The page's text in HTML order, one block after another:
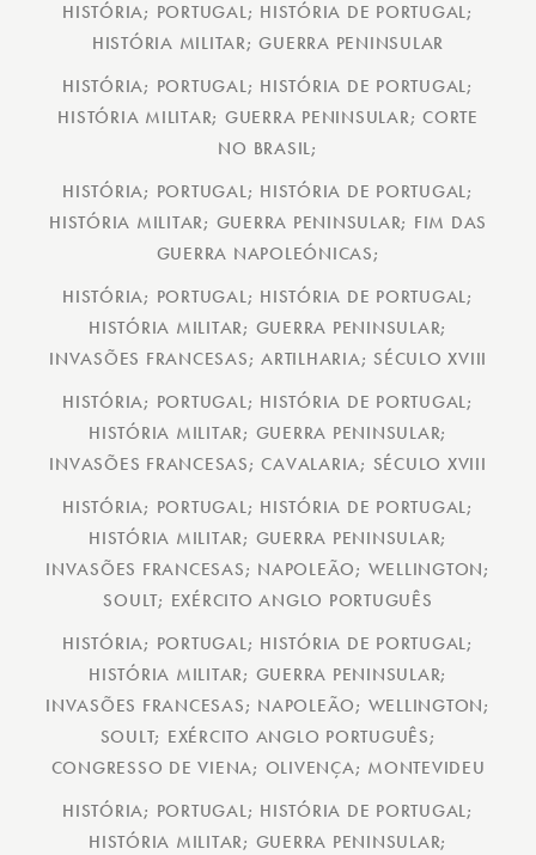
HISTÓRIA; PORTUGAL; HISTÓRIA DE PORTUGAL;
HISTÓRIA MILITAR; GUERRA PENINSULAR
HISTÓRIA; PORTUGAL; HISTÓRIA DE PORTUGAL;
HISTÓRIA MILITAR; GUERRA PENINSULAR; CORTE
NO BRASIL;
HISTÓRIA; PORTUGAL; HISTÓRIA DE PORTUGAL;
HISTÓRIA MILITAR; GUERRA PENINSULAR; FIM DAS
GUERRA NAPOLEÓNICAS;
HISTÓRIA; PORTUGAL; HISTÓRIA DE PORTUGAL;
HISTÓRIA MILITAR; GUERRA PENINSULAR;
INVASÕES FRANCESAS; ARTILHARIA; SÉCULO XVIII
HISTÓRIA; PORTUGAL; HISTÓRIA DE PORTUGAL;
HISTÓRIA MILITAR; GUERRA PENINSULAR;
INVASÕES FRANCESAS; CAVALARIA; SÉCULO XVIII
HISTÓRIA; PORTUGAL; HISTÓRIA DE PORTUGAL;
HISTÓRIA MILITAR; GUERRA PENINSULAR;
INVASÕES FRANCESAS; NAPOLEÃO; WELLINGTON;
SOULT; EXÉRCITO ANGLO PORTUGUÊS
HISTÓRIA; PORTUGAL; HISTÓRIA DE PORTUGAL;
HISTÓRIA MILITAR; GUERRA PENINSULAR;
INVASÕES FRANCESAS; NAPOLEÃO; WELLINGTON;
SOULT; EXÉRCITO ANGLO PORTUGUÊS;
CONGRESSO DE VIENA; OLIVENÇA; MONTEVIDEU
HISTÓRIA; PORTUGAL; HISTÓRIA DE PORTUGAL;
HISTÓRIA MILITAR; GUERRA PENINSULAR;